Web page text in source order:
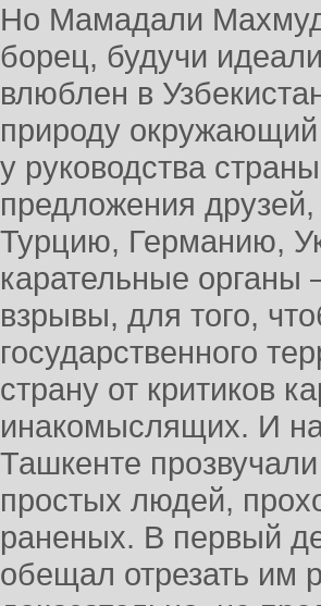
Но Мамадали
борец, будучи
влюблен в
природу
у руководства
предложения друзей,
Турцию, Германию,
карательные
взрывы, для того,
государственного
страну от критиков
инакомыслящих. И
Ташкенте
простых людей,
раненых. В первый
обещал отрезать им